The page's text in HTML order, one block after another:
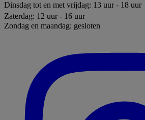
Dinsdag tot en met vrijdag: 13 uur - 18 uur
Zaterdag: 12 uur - 16 uur
Zondag en maandag: gesloten